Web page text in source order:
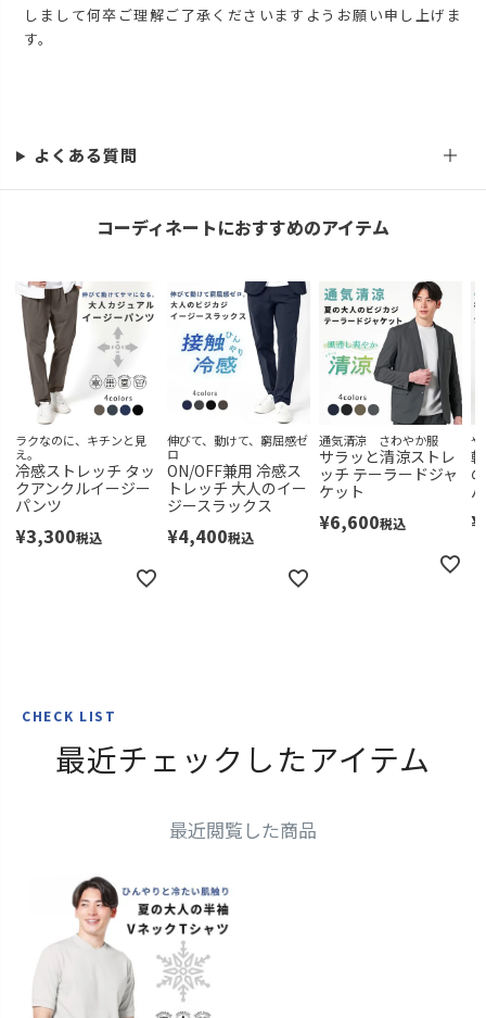
しまして何卒ご理解ご了承くださいますようお願い申し上げま
す。
よくある質問
コーディネートにおすすめのアイテム
ラクなのに、キチンと見
え。
冷感ストレッチ タッ
クアンクルイージー
パンツ
¥3,300税込
伸びて、動けて、窮屈感ゼ
ロ
ON/OFF兼用 冷感ス
トレッチ 大人のイー
ジースラックス
¥4,400税込
通気清涼 さわやか服
サラッと清涼ストレ
ッチ テーラードジャ
ケット
¥6,600税込
や
¥
CHECK LIST
最近チェックしたアイテム
最近閲覧した商品